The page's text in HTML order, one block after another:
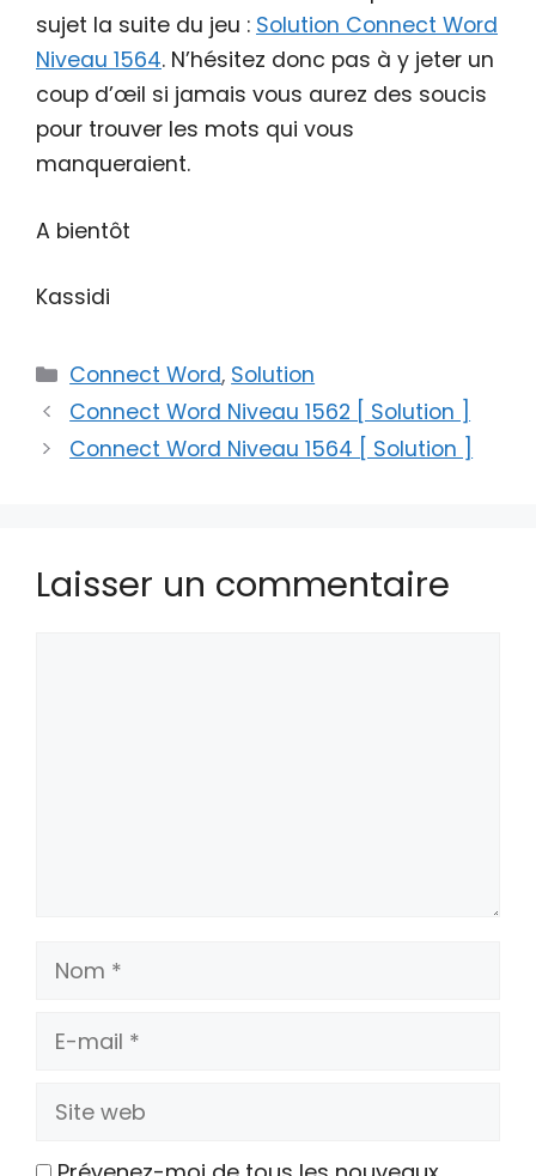
sujet la suite du jeu : Solution Connect Word
Niveau 1564. N’hésitez donc pas à y jeter un
coup d’œil si jamais vous aurez des soucis
pour trouver les mots qui vous
manqueraient.
A bientôt
Kassidi
Catégories
Connect Word, Solution
Connect Word Niveau 1562 [ Solution ]
Connect Word Niveau 1564 [ Solution ]
Laisser un commentaire
Nom
E-
Site